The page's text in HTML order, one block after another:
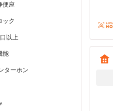
便座
ック
以上
能
ターホン